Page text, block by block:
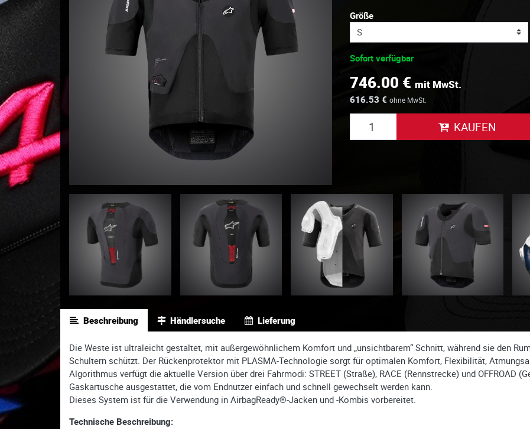
Größe
Sofort verfügbar
746.00 € mit MwSt.
616.53 € ohne MwSt.
KAUFEN
Beschreibung Händlersuche Lieferung
Die Weste ist ultraleicht gestaltet, mit außergewöhnlichem Komfort und „unsichtbarem“ Schnitt, während sie den
Schultern schützt. Der Rückenprotektor mit PLASMA-Technologie sorgt für optimalen Komfort, Flexibilität,
Algorithmus verfügt die aktuelle Version über drei Fahrmodi: STREET (Straße), RACE (Rennstrecke) und OFFROAD
Gaskartusche ausgestattet, die vom Endnutzer einfach und schnell gewechselt werden kann.
Dieses System ist für die Verwendung in AirbagReady®-Jacken und -Kombis vorbereitet.
Technische Beschreibung: